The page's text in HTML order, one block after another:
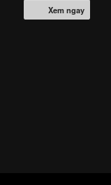
Xem ngay